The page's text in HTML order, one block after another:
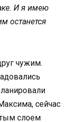
И я имею
останется
чужим.
сейчас
слоем